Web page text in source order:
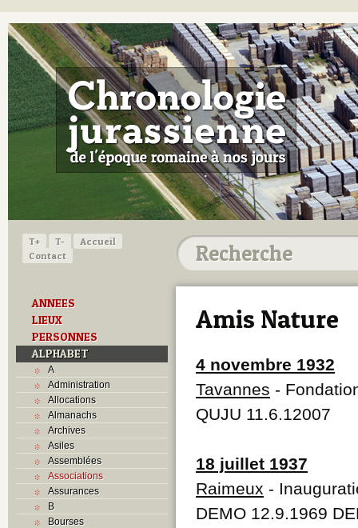
T+ T-
Accueil
Contact
ANNEES
LIEUX
PERSONNES
ALPHABET
A
Administration
Allocations
Almanachs
Archives
Asiles
Assemblées
Associations
Assurances
B
Bourses
Amis Nature
4 novembre 1932
Tavannes -
QUJU 11.6.12007
18 juillet 1937
Raimeux -
DEMO 12.9.1969